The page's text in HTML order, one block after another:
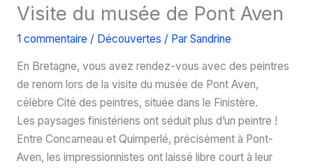
Visite du musée de Pont Aven
1 commentaire / Découvertes / Par Sandrine
En Bretagne, vous avez rendez-vous avec des peintres
de renom lors de la visite du musée de Pont Aven,
célèbre Cité des peintres, située dans le Finistère.
Les paysages finistériens ont séduit plus d’un peintre !
Entre Concarneau et Quimperlé, précisément à Pont-
Aven, les impressionnistes ont laissé libre court à leur